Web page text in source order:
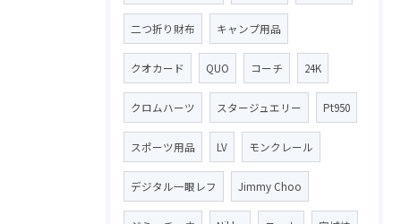
二つ折り財布 キャンプ用品
クオカード QUO コーチ 24K
クロムハーツ スタージュエリー Pt950
スポーツ用品 LV モンクレール
デジタル一眼レフ Jimmy Choo